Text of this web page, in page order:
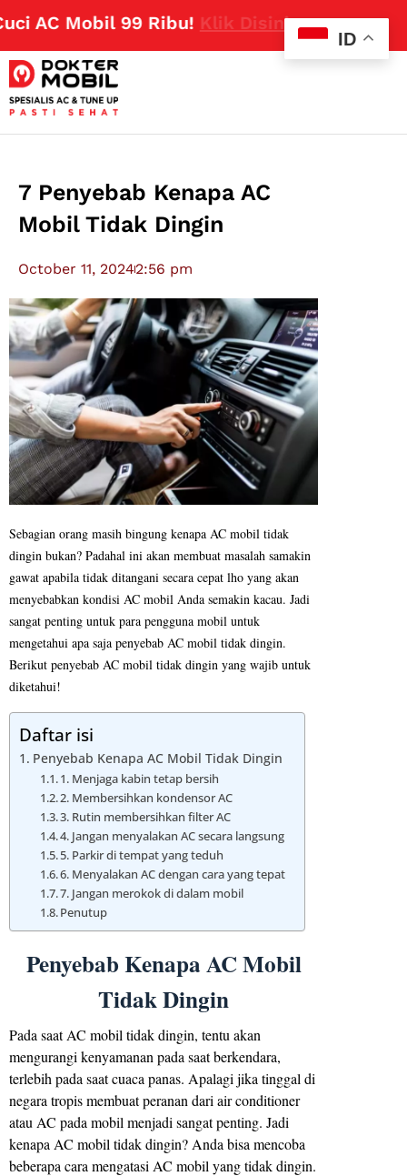
Mobil 99 Ribu!Klik Disini
7 Penyebab Kenapa AC
Mobil Tidak Dingin
October 11, 20242:56 pm
Sebagian orang masih bingung kenapa AC mobil tidak
dingin bukan? Padahal ini akan membuat masalah samakin
gawat apabila tidak ditangani secara cepat lho yang akan
menyebabkan kondisi AC mobil Anda semakin kacau. Jadi
sangat penting untuk para pengguna mobil untuk
mengetahui apa saja penyebab AC mobil tidak dingin.
Berikut penyebab AC mobil tidak dingin yang wajib untuk
diketahui!
Daftar isi
Penyebab Kenapa AC Mobil Tidak Dingin
1. Menjaga kabin tetap bersih
2. Membersihkan kondensor AC
3. Rutin membersihkan filter AC
4. Jangan menyalakan AC secara langsung
5. Parkir di tempat yang teduh
6. Menyalakan AC dengan cara yang tepat
7. Jangan merokok di dalam mobil
Penutup
Penyebab Kenapa AC Mobil
Tidak Dingin
Pada saat AC mobil tidak dingin, tentu akan
mengurangi kenyamanan pada saat berkendara,
terlebih pada saat cuaca panas. Apalagi jika tinggal di
negara tropis membuat peranan dari air conditioner
atau AC pada mobil menjadi sangat penting. Jadi
kenapa AC mobil tidak dingin? Anda bisa mencoba
beberapa cara mengatasi AC mobil yang tidak dingin.
ID